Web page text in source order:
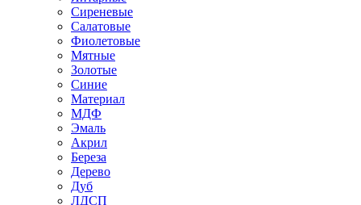
Сиреневые
Салатовые
Фиолетовые
Мятные
Золотые
Синие
Материал
МДФ
Эмаль
Акрил
Береза
Дерево
Дуб
ЛДСП